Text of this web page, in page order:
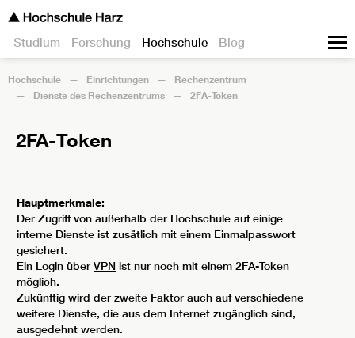
Studium Forschung Hochschule Blog
Hochschule Einrichtungen
Rechenzentrum
Dienste des Rechenzentrums
2FA-Token
2FA-Token
Hauptmerkmale:
Der Zugriff von außerhalb der Hochschule auf einige
interne Dienste ist zusätlich mit einem Einmalpasswort
gesichert.
Ein Login über VPN ist nur noch mit einem 2FA-Token
möglich.
Zukünftig wird der zweite Faktor auch auf verschiedene
weitere Dienste, die aus dem Internet zugänglich sind,
ausgedehnt werden.